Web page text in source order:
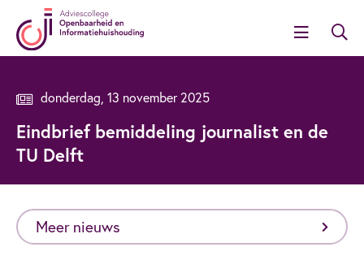
donderdag, 13 november 2025
Eindbrief bemiddeling journalist en de
TU Delft
Meer nieuws